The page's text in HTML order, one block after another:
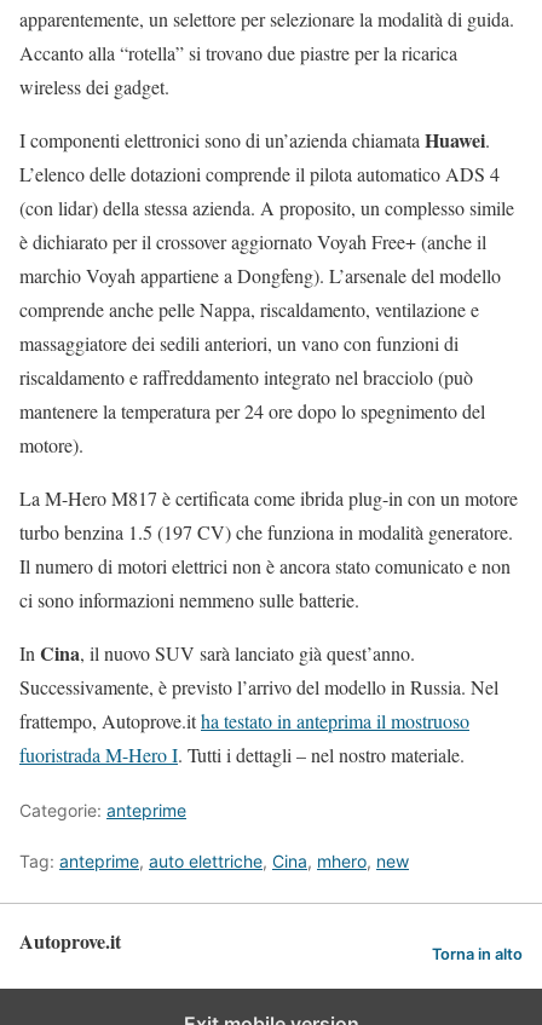
apparentemente, un selettore per selezionare la modalità di guida.
Accanto alla “rotella” si trovano due piastre per la ricarica
wireless dei gadget.
I componenti elettronici sono di un’azienda chiamataHuawei.
L’elenco delle dotazioni comprende il pilota automatico ADS 4
(con lidar) della stessa azienda. A proposito, un complesso simile
è dichiarato per il crossover aggiornato Voyah Free+ (anche il
marchio Voyah appartiene a Dongfeng). L’arsenale del modello
comprende anche pelle Nappa, riscaldamento, ventilazione e
massaggiatore dei sedili anteriori, un vano con funzioni di
riscaldamento e raffreddamento integrato nel bracciolo (può
mantenere la temperatura per 24 ore dopo lo spegnimento del
motore).
La M-Hero M817 è certificata come ibrida plug-in con un motore
turbo benzina 1.5 (197 CV) che funziona in modalità generatore.
Il numero di motori elettrici non è ancora stato comunicato e non
ci sono informazioni nemmeno sulle batterie.
InCina, il nuovo SUV sarà lanciato già quest’anno.
Successivamente, è previsto l’arrivo del modello in Russia. Nel
frattempo, Autoprove.itha testato in anteprima il mostruoso
fuoristrada M-Hero I. Tutti i dettagli – nel nostro materiale.
Categorie: anteprime
Tag: anteprime, auto elettriche, Cina, mhero, new
Autoprove.it Torna in alto